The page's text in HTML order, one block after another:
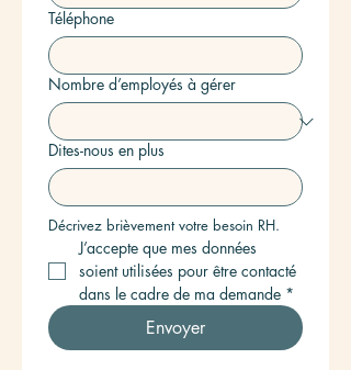
Téléphone
Nombre d’employés à gérer
Dites-nous en plus
Décrivez brièvement votre besoin RH.
J’accepte que mes données
soient utilisées pour être contacté
dans le cadre de ma demande *
Envoyer